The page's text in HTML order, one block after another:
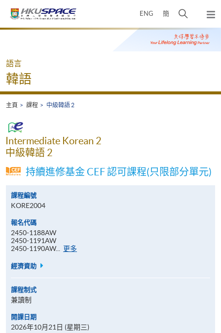
ENG 簡
開
搜
尋
彈
出
主
Main
語言
韓語
主頁 課程 中級韓語 2
Intermediate Korean 2
中級韓語 2
持續進修基金 CEF 認可課程(只限部分單元)
課程編號
KORE2004
報名代碼
2450-1188AW
2450-1191AW
2450-1190AW...
更多
經濟資助
課程制式
兼讀制
開課日期
2026年10月21日 (星期三)